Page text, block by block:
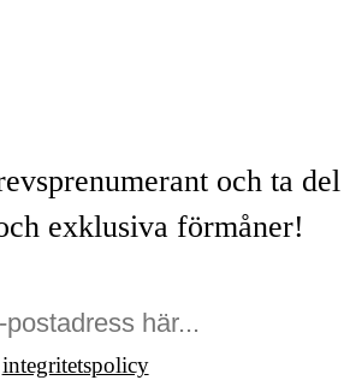
och ta del
exklusiva förmåner!
integritetspolicy